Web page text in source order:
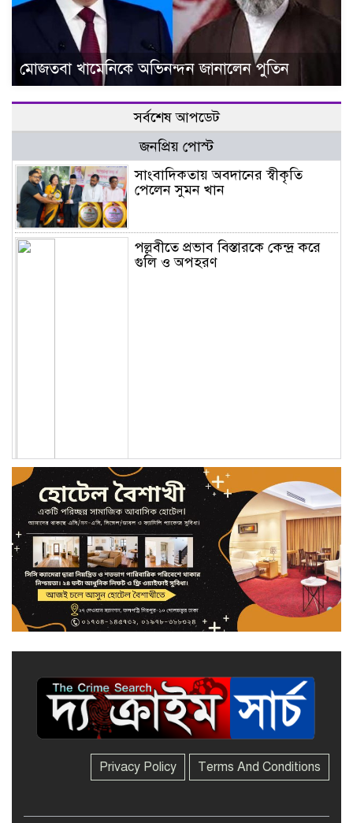
মোজতবা খামেনিকে অভিনন্দন জানালেন পুতিন
সর্বশেষ আপডেট
জনপ্রিয় পোস্ট
সাংবাদিকতায় অবদানের স্বীকৃতি
পেলেন সুমন খান
পল্লবীতে প্রভাব বিস্তারকে কেন্দ্র করে
গুলি ও অপহরণ
Privacy Policy Terms And Conditions